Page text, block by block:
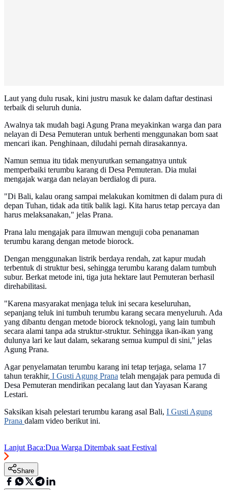
Laut yang dulu rusak, kini justru masuk ke dalam daftar destinasi
terbaik di seluruh dunia.
Awalnya tak mudah bagi Agung Prana meyakinkan warga dan para
nelayan di Desa Pemuteran untuk berhenti menggunakan bom saat
mencari ikan. Penghinaan, diludahi pernah dirasakannya.
Namun semua itu tidak menyurutkan semangatnya untuk
memperbaiki terumbu karang di Desa Pemuteran. Dia mulai
mengajak warga dan nelayan berdialog di pura.
"Di Bali, kalau orang sampai melakukan komitmen di dalam pura di
depan Tuhan, tidak ada titik balik lagi. Kita harus tetap percaya dan
harus melaksanakan," jelas Prana.
Prana lalu mengajak para ilmuwan menguji coba penanaman
terumbu karang dengan metode biorock.
Dengan menggunakan listrik berdaya rendah, zat kapur mudah
terbentuk di struktur besi, sehingga terumbu karang dalam tumbuh
subur. Berkat metode ini, tiga juta hektare laut Pemuteran berhasil
direhabilitasi.
"Karena masyarakat menjaga teluk ini secara keseluruhan,
sepanjang teluk ini tumbuh terumbu karang secara menyeluruh. Ada
yang dibantu dengan metode biorock teknologi, yang lain tumbuh
secara alami tanpa ada struktur-struktur. Sehingga ikan-ikan yang
dulunya lari ke laut dalam, sekarang semua kumpul di sini," jelas
Agung Prana.
Agar penyelamatan terumbu karang ini tetap terjaga, selama 17
tahun terakhir, I Gusti Agung Prana telah mengajak para pemuda di
Desa Pemuteran mendirikan pecalang laut dan Yayasan Karang
Lestari.
Saksikan kisah pelestari terumbu karang asal Bali, I Gusti Agung
Prana dalam video berikut ini.
Lanjut Baca:Dua Warga Ditembak saat Festival
Share